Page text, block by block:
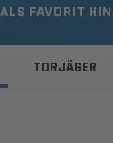
ALS FAVORIT
TORJÄGER